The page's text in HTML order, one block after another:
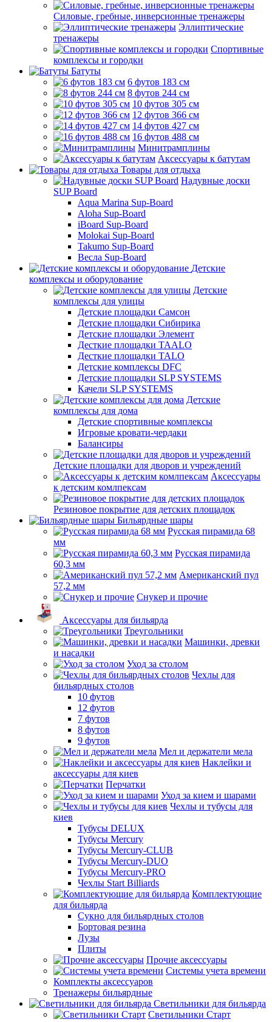
Силовые, гребные, инверсионные тренажеры
Эллиптические
тренажеры
Спортивные
комплексы и городки
Батуты
6 футов 183 см
8 футов 244 см
10 футов 305 см
12 футов 366 см
14 футов 427 см
16 футов 488 см
Минитрамплины
Аксессуары к батутам
Товары для отдыха
Надувные доски
SUP Board
Aqua Marina Sup-Board
Aloha Sup-Board
iBoard Sup-Board
Molokai Sup-Board
Takumo Sup-Board
Весла Sup-Board
Детские
комплексы и оборудование
Детские
комплексы для улицы
Детские площадки Самсон
Детские площадки Сибирика
Детские площадки Элемент
Десткие площадки TAALO
Десткие площадки TALO
Детские комплексы DFC
Детские площадки SLP SYSTEMS
Качели SLP SYSTEMS
Детские
комплексы для дома
Детские спортивные комплексы
Игровые кровати-чердаки
Балансиры
Детские площадки для дворов и учреждений
Аксессуары
к детским комлпексам
Резиновое покрытие для детских площадок
Бильярдные шары
Русская пирамида 68
мм
Русская пирамида
60,3 мм
Американский пул
57,2 мм
Снукер и прочие
Аксессуары для бильярда
Треугольники
Машинки, древки
и насадки
Уход за столом
Чехлы для
бильярдных столов
10 футов
12 футов
7 футов
8 футов
9 футов
Мел и держатели мела
Наклейки и
аксессуары для киев
Перчатки
Уход за кием и шарами
Чехлы и тубусы для
киев
Тубусы DELUX
Тубусы Mercury
Тубусы Mercury-CLUB
Тубусы Mercury-DUO
Тубусы Mercury-PRO
Чехлы Start Billiards
Комплектующие
для бильярда
Сукно для бильярдных столов
Бортовая резина
Лузы
Плиты
Прочие аксессуары
Системы учета времени
Комплекты аксессуаров
Тренажеры бильярдные
Светильники для бильярда
Светильники Старт